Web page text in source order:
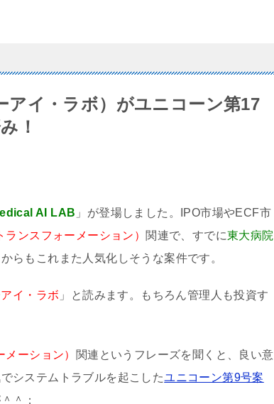
イ・ラボ）がユニコーン第17
！
AI LAB 」が登場しました。IPO市場やECF市
ランスフォーメーション） 関連で、すでに東大病院
らもこれまた人気化しそうな案件です。
イ・ラボ 」と読みます。もちろん管理人も投資す
ーション） 関連というフレーズを聞くと、良い意
システムトラブルを起こしたユニコーン第9号案
＾；